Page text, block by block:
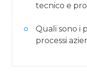
tecnico e
Quali sono i
processi